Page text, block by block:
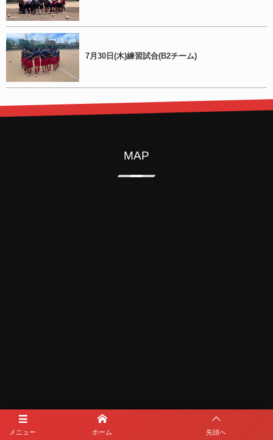
7月30日(木)練習試合(B2チーム)
メニュー ホーム 先頭へ
MAP
メディアパートナー